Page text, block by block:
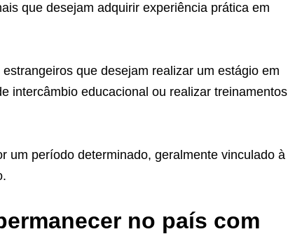
que desejam adquirir experiência prática em
que desejam realizar um estágio em
intercâmbio educacional ou realizar treinamentos
um período determinado, geralmente vinculado à
no país com